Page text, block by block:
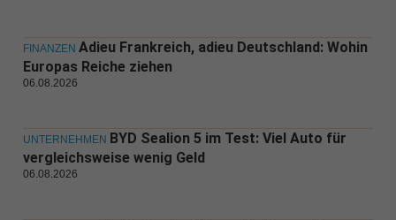
FINANZEN Adieu Frankreich, adieu Deutschland: Wohin
Europas Reiche ziehen
06.08.2026
UNTERNEHMEN BYD Sealion 5 im Test: Viel Auto für
vergleichsweise wenig Geld
06.08.2026